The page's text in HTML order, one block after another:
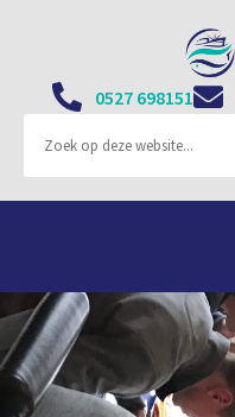
0527 698151